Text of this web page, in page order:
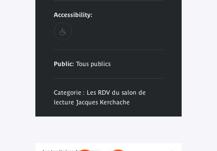
Accessibility:
Public: Tous publics
Categorie : Les RDV du salon de
lecture Jacques Kerchache